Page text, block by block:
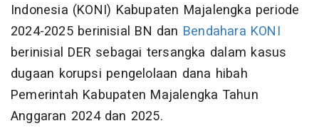
Indonesia (KONI) Kabupaten Majalengka periode
2024-2025 berinisial BN dan Bendahara KONI
berinisial DER sebagai tersangka dalam kasus
dugaan korupsi pengelolaan dana hibah
Pemerintah Kabupaten Majalengka Tahun
Anggaran 2024 dan 2025.